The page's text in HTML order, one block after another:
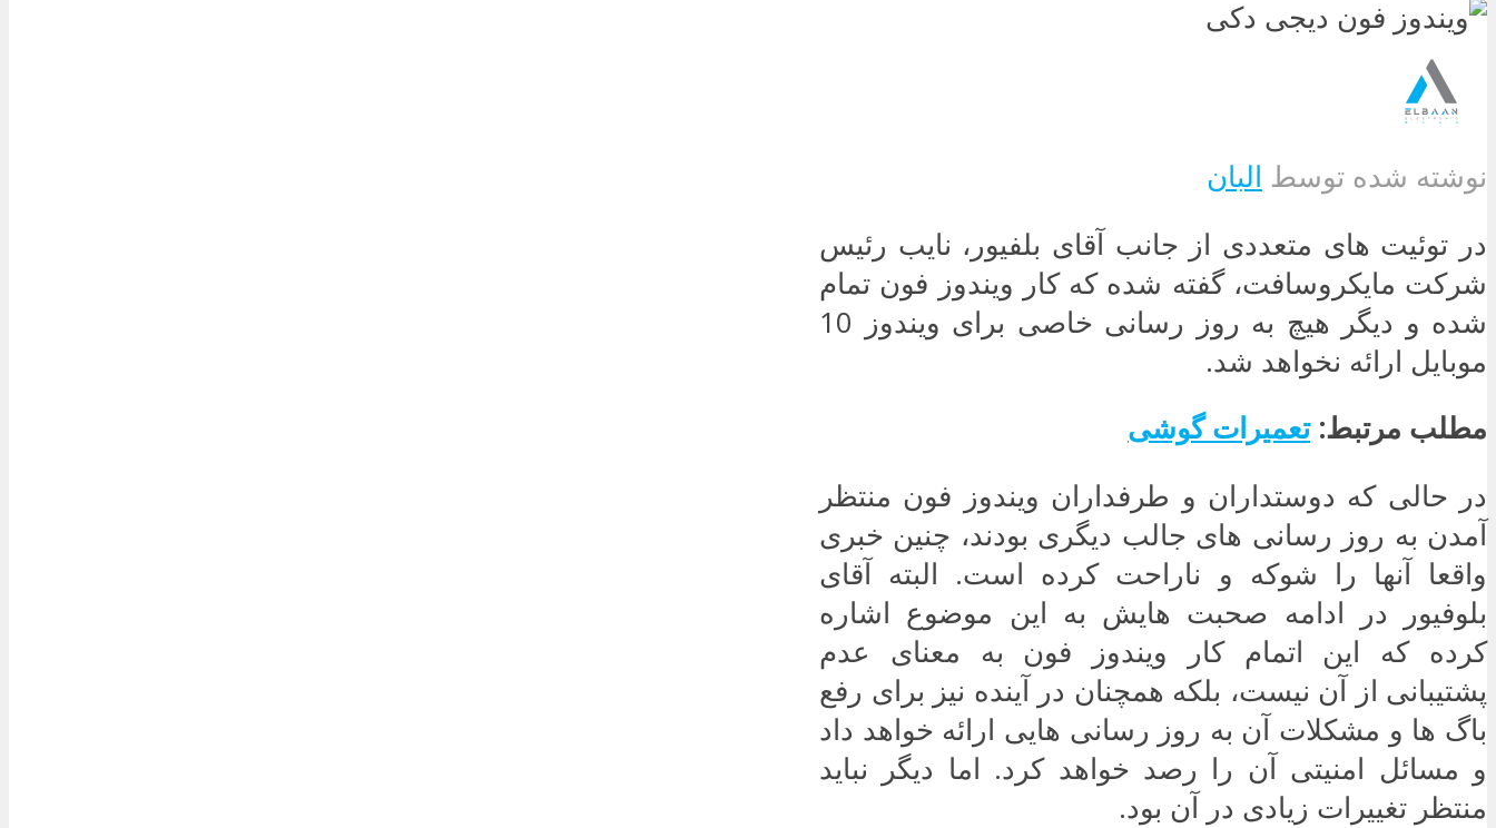
نوشته شده توسط البان
در توئیت های متعددی از جانب آقای بلفیور، نایب رئیس
شرکت مایکروسافت، گفته شده که کار ویندوز فون تمام
شده و دیگر هیچ به روز رسانی خاصی برای ویندوز 10
موبایل ارائه نخواهد شد.
مطلب مرتبط:تعمیرات گوشی
در حالی که دوستداران و طرفداران ویندوز فون منتظر
آمدن به روز رسانی های جالب دیگری بودند، چنین خبری
واقعا آنها را شوکه و ناراحت کرده است. البته آقای
بلوفیور در ادامه صحبت هایش به این موضوع اشاره
کرده که این اتمام کار ویندوز فون به معنای عدم
پشتیبانی از آن نیست، بلکه همچنان در آینده نیز برای رفع
باگ ها و مشکلات آن به روز رسانی هایی ارائه خواهد داد
و مسائل امنیتی آن را رصد خواهد کرد. اما دیگر نباید
منتظر تغییرات زیادی در آن بود.